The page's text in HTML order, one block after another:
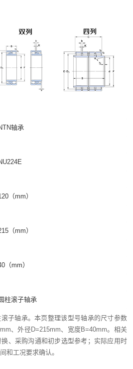
轴承
（mm）
（mm）
（mm）
柱滚子轴承
子轴承。本页整理该型号轴承的尺寸参数
、外径D=215mm、宽度B=40mm。相关
、采购沟通和初步选型参考；实际应用时
和工况要求确认。